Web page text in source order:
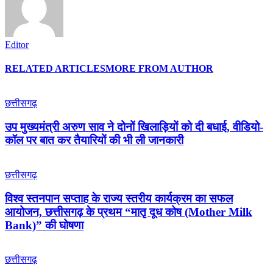
Editor
RELATED ARTICLESMORE FROM AUTHOR
छत्तीसगढ़
उप मुख्यमंत्री अरुण साव ने दोनों खिलाड़ियों को दी बधाई, वीडियो-
कॉल पर बात कर तैयारियों की भी ली जानकारी
छत्तीसगढ़
विश्व स्तनपान सप्ताह के राज्य स्तरीय कार्यक्रम का सफल
आयोजन, छत्तीसगढ़ के प्रथम “मातृ दूध कोष (Mother Milk
Bank)” की घोषणा
छत्तीसगढ़